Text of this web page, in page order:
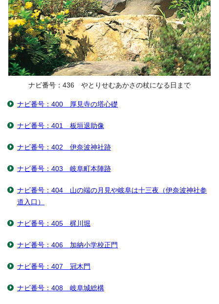
ナビ番号：436 やとりせむあかさの杖になる日まで
ナビ番号：400 厚見寺の塔心礎
ナビ番号：401 板垣退助像
ナビ番号：402 伊奈波神社跡
ナビ番号：403 岐阜町本陣跡
ナビ番号：404 山の端の月見や岐阜は十三夜（伊奈波神社参
道入口）
ナビ番号：405 梶川堀
ナビ番号：406 加納小学校正門
ナビ番号：407 冠木門
ナビ番号：408 岐阜城総構